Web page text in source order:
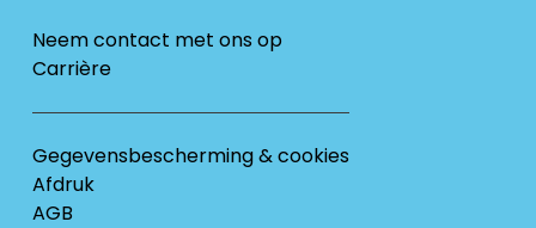
Neem contact met ons op
Carrière
Gegevensbescherming & cookies
Afdruk
AGB